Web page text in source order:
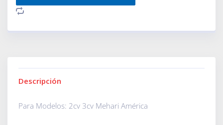
Descripción
Para Modelos: 2cv 3cv Mehari América